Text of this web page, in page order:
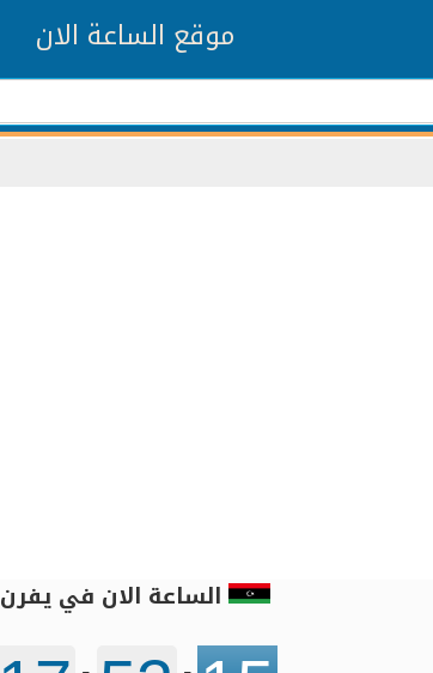
موقع الساعة الان
الساعة الان في يفرن